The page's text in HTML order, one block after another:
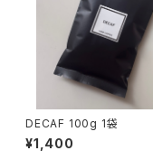
DECAF 100g 1袋
¥1,400